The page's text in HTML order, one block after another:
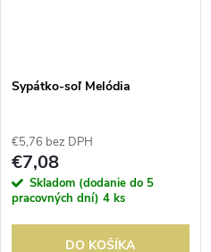
Sypátko-soľ Melódia
€5,76 bez DPH
€7,08
Skladom (dodanie do 5
pracovných dní) 4 ks
DO KOŠÍKA